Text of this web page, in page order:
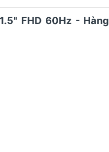
FHD 60Hz - Hàng